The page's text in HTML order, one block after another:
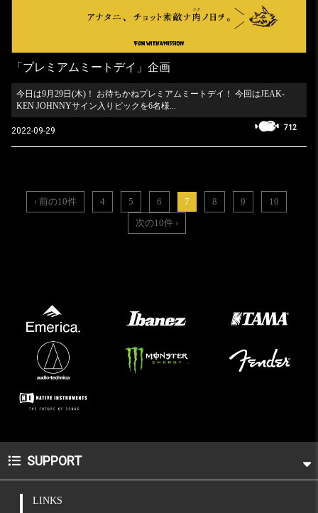
「プレミアムミートデイ」企画
今日は9月29日(木)！ お待ちかねプレミアムミートデイ！ 今回はJEAK-
KEN JOHNNYサイン入りピックを6名様...
2022-09-29 712
‹ 前の10件 4 5 6 7 8 9
10
次の10件 ›
SUPPORT
LINKS